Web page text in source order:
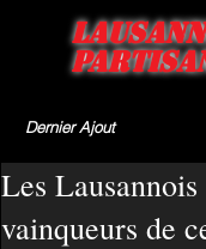
Dernier Ajout
Les
vainqueurs de